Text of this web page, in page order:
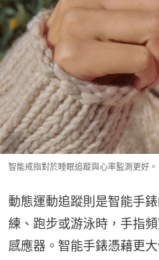
智能戒指對於睡眠追蹤與心率監測更好。
動態運動追蹤則是智能手
練、跑步或游泳時，手指
感應器。智能手錶憑藉更